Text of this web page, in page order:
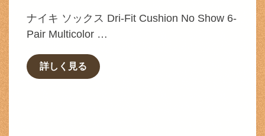
ナイキ ソックス Dri-Fit Cushion No Show 6-
Pair Multicolor …
詳しく見る